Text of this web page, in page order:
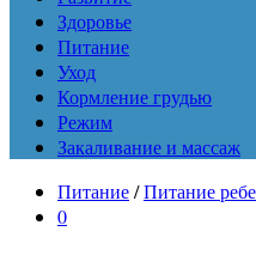
Здоровье
Питание
Уход
Кормление грудью
Режим
Закаливание и массаж
Питание/Питание
0